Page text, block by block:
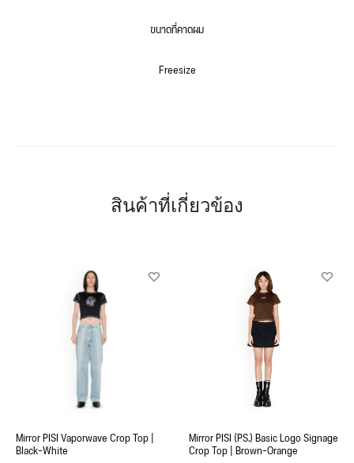
ขนาดที่คาดผม
Freesize
สินค้าที่เกี่ยวข้อง
Mirror PISI Vaporwave Crop Top |
Black-White
Mirror PISI (PS.) Basic Logo Signage
Crop Top | Brown-Orange